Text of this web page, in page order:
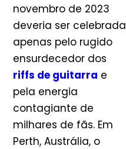
novembro de 2023
deveria ser celebrada
apenas pelo rugido
ensurdecedor dos
riffs de guitarra e
pela energia
contagiante de
milhares de fãs. Em
Perth, Austrália, o